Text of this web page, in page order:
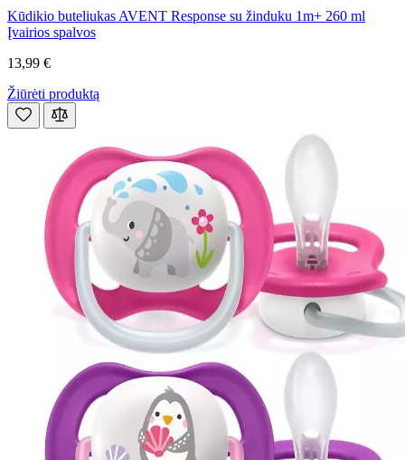
Kūdikio buteliukas AVENT Response su žinduku 1m+ 260 ml
Įvairios spalvos
13,99 €
Žiūrėti produktą